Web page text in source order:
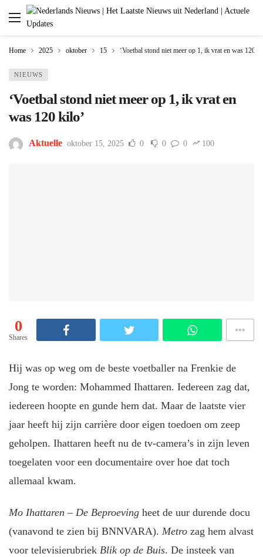
Home 2025 oktober 15 ‘Voetbal stond niet meer op 1, ik vrat en was 120
NIEUWS
‘Voetbal stond niet meer op 1, ik vrat en
was 120 kilo’
Aktuelle oktober 15, 2025 0 0 0 100
0
Shares
Hij was op weg om de beste voetballer na Frenkie de
Jong te worden: Mohammed Ihattaren. Iedereen zag dat,
iedereen hoopte en gunde hem dat. Maar de laatste vier
jaar heeft hij zijn carrière door eigen toedoen om zeep
geholpen. Ihattaren heeft nu de tv-camera’s in zijn leven
toegelaten voor een documentaire over hoe dat toch
allemaal kwam.
Mo Ihattaren – De Beproevingheet de uur durende docu
(vanavond te zien bij BNNVARA). Metrozag hem alvast
voor televisierubriek Blik op de Buis. De insteek van